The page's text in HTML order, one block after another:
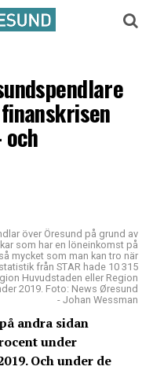
över Öresund på grund av
som har en löneinkomst på
mycket som man kan tro när
från STAR hade 10 315
Huvudstaden eller Region
2019. Foto: News Øresund
- Johan Wessman
andra sidan
under
Och under de